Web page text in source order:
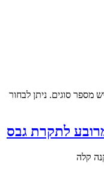
מספר סוגים. ניתן לבחור